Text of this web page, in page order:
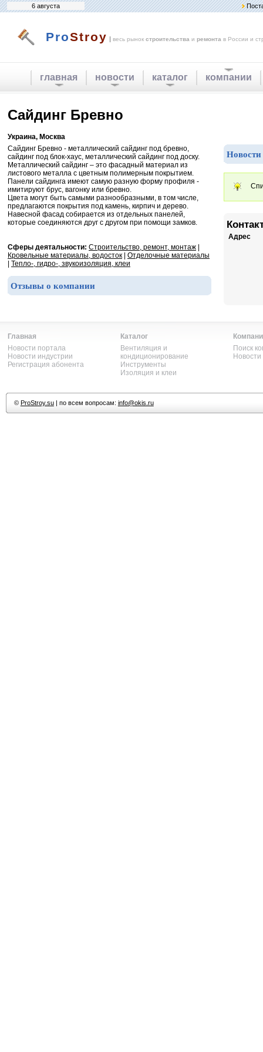
6 августа
ProStroy | весь рынок строительства и ремонта в России и
главная новости каталог компании
Сайдинг Бревно
Украина, Москва
Сайдинг Бревно - металлический сайдинг под бревно,
сайдинг под блок-хаус, металлический сайдинг под доску.
Металлический сайдинг – это фасадный материал из
листового металла с цветным полимерным покрытием.
Панели сайдинга имеют самую разную форму профиля -
имитируют брус, вагонку или бревно.
Цвета могут быть самыми разнообразными, в том числе,
предлагаются покрытия под камень, кирпич и дерево.
Навесной фасад собирается из отдельных панелей,
которые соединяются друг с другом при помощи замков.
Сферы деятальности: Строительство, ремонт, монтаж
Кровельные материалы, водосток
Отделочные материалы
Тепло-, гидро-, звукоизоляция, клеи
Отзывы о компании
Адрес
Главная
Новости портала
Новости индустрии
Регистрация абонента
Каталог
Вентиляция и
кондиционирование
Инструменты
Изоляция и клеи
Поиск
© ProStroy.su| по всем вопросам: info@okis.ru